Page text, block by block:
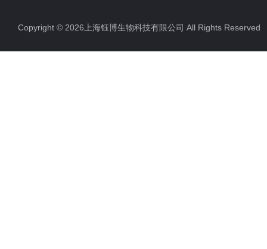
Copyright © 2026上海钰博生物科技有限公司 All Rights